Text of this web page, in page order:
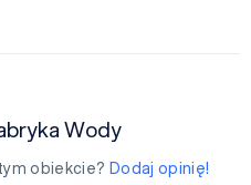
Wody
obiekcie? Dodaj opinię!